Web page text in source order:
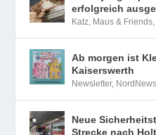
erfolgreich
Katz, Maus & Friends,
Ab morgen ist
Kaiserswerth
Newsletter, NordNews
Neue
Strecke nach